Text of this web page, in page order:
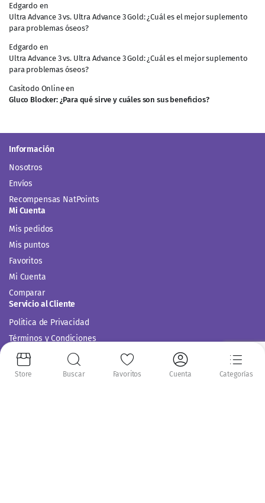
Edgardo en
Ultra Advance 3 vs. Ultra Advance 3 Gold: ¿Cuál es el mejor suplemento
para problemas óseos?
Edgardo en
Ultra Advance 3 vs. Ultra Advance 3 Gold: ¿Cuál es el mejor suplemento
para problemas óseos?
Casitodo Onlineen
Gluco Blocker: ¿Para qué sirve y cuáles son sus beneficios?
Información
Nosotros
Envíos
Recompensas NatPoints
Mi Cuenta
Mis pedidos
Mis puntos
Favoritos
Mi Cuenta
Comparar
Servicio al Cliente
Politica de Privacidad
Términos y Condiciones
Siguenos en:
Store Buscar Favoritos Cuenta Categorías